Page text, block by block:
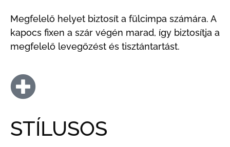
Megfelelő helyet biztosít a fülcimpa számára. A
kapocs fixen a szár végén marad, így biztosítja a
megfelelő levegőzést és tisztántartást.
STÍLUSOS